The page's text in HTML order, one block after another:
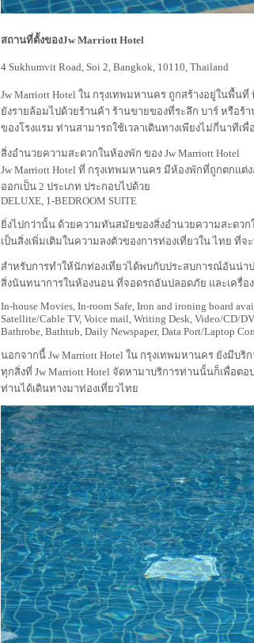
สถานที่ตั้งของJw Marriott Hotel
4 Sukhumvit Road, Soi 2, Bangkok, 10110, Thailand
Jw Marriott Hotel ใน กรุงเทพมหานคร ถูกสร้างอยู่ในพื้น
ยังรายล้อมไปด้วยร้านค้า ร้านขายของที่ระลึก บาร์ หรือร้
ของโรงแรม ท่านสามารถใช้เวลาเดินทางเพียงไม่กี่นาทีเ
สิ่งอำนวยความสะดวกในห้องพัก ของ Jw Marriott Hotel
Jw Marriott Hotel ที่ กรุงเทพมหานคร มีห้องพักที่ถูกตกแต่
ออกเป็น 2 ประเภท ประกอบไปด้วย
DELUXE, 1-BEDROOM SUITE
ยิ่งไปกว่านั้น ด้วยความทันสมัยของสิ่งอำนวยความสะดวก
เป็นสิ่งเพิ่มเติมในความลงตัวของการท่องเที่ยวใน ไทย
สำหรับการทำให้นักท่องเที่ยวได้พบกับประสบการณ์อันน่า
สิ่งนันทนาการในห้องนอน ที่จอดรถอันปลอดภัย และเครื่อ
In-house Movies, In-room Safe, Iron and ironing board
Satellite/Cable TV, Voice mail, Writing Desk, Video/CD/
Bathrobe, Bathtub, Daily Newspaper, Data Port/Laptop
นอกจากนี้ Jw Marriott Hotel ใน กรุงเทพมหานคร ยังมีบ
ทุกสิ่งที่ Jw Marriott Hotel จัดหามาบริการท่านนั้นก็เพื่อต
ท่านได้เดินทางมาท่องเที่ยวไทย